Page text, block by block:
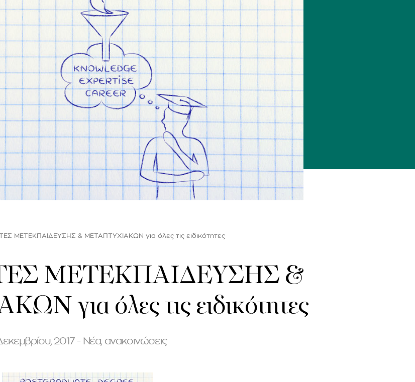
ΜΕΤΕΚΠΑΙΔΕΥΣΗΣ & ΜΕΤΑΠΤΥΧΙΑΚΩΝ για όλες τις ειδικότητες
ΜΕΤΕΚΠΑΙΔΕΥΣΗΣ &
για όλες τις ειδικότητες
2017 - Νέα, ανακοινώσεις